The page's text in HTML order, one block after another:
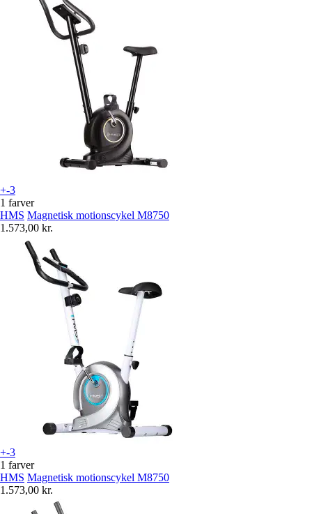
+-3
1 farver
HMS Magnetisk motionscykel M8750
1.573,00 kr.
+-3
1 farver
HMS Magnetisk motionscykel M8750
1.573,00 kr.